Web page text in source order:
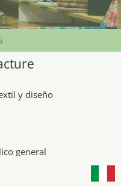
y diseño
general